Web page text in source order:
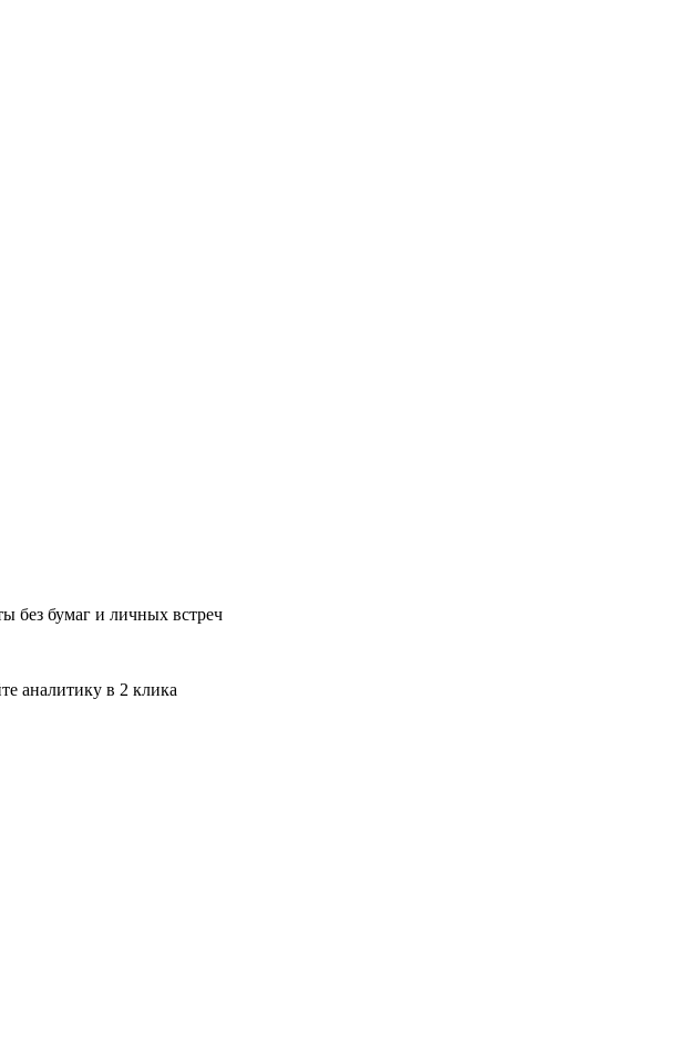
без бумаг и личных встреч
аналитику в 2 клика